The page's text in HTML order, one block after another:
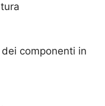
dei componenti in